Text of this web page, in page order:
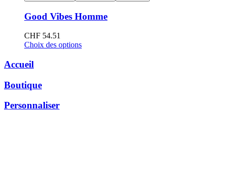
Good Vibes Homme
CHF 54.51
Choix des options
Accueil
Boutique
Personnaliser